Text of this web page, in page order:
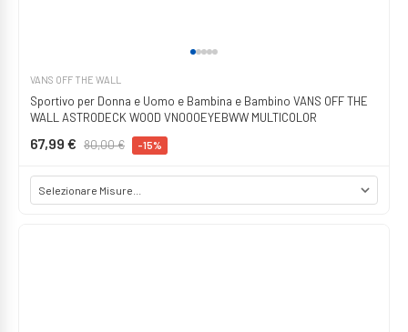
VANS OFF THE WALL
Sportivo per Donna e Uomo e Bambina e Bambino VANS OFF THE
WALL ASTRODECK WOOD VN000EYEBWW MULTICOLOR
67,99 € 80,00 € -15%